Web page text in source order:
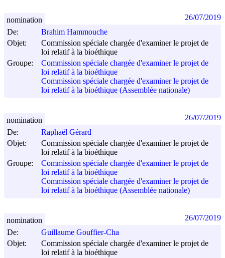
De:
Brahim Hammouche
Objet:
Commission spéciale chargée d'examiner le projet de
loi relatif à la bioéthique
Groupe:
Commission spéciale chargée d'examiner le projet de
loi relatif à la bioéthique
Commission spéciale chargée d'examiner le projet de
loi relatif à la bioéthique (Assemblée nationale)
nomination 26/07/2019
De:
Raphaël Gérard
Objet:
Commission spéciale chargée d'examiner le projet de
loi relatif à la bioéthique
Groupe:
Commission spéciale chargée d'examiner le projet de
loi relatif à la bioéthique
Commission spéciale chargée d'examiner le projet de
loi relatif à la bioéthique (Assemblée nationale)
nomination 26/07/2019
De:
Guillaume Gouffier-Cha
Objet:
Commission spéciale chargée d'examiner le projet de
loi relatif à la bioéthique
nomination 26/07/2019